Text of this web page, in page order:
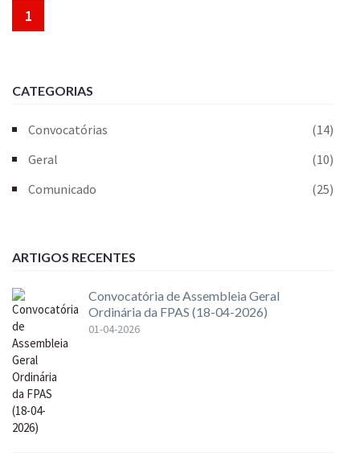
1
CATEGORIAS
Convocatórias
(14)
Geral
(10)
Comunicado
(25)
ARTIGOS RECENTES
Convocatória de Assembleia Geral
Ordinária da FPAS (18-04-2026)
01-04-2026